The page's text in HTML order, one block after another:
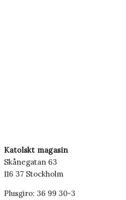
Katolskt magasin
Skånegatan 63
116 37 Stockholm
Plusgiro: 36 99 30-3